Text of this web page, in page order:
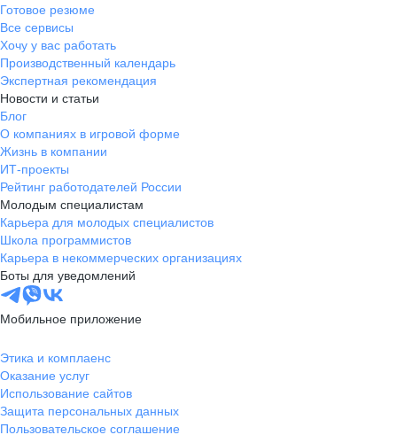
Готовое резюме
Все сервисы
Хочу у вас работать
Производственный календарь
Экспертная рекомендация
Новости и статьи
Блог
О компаниях в игровой форме
Жизнь в компании
ИТ-проекты
Рейтинг работодателей России
Молодым специалистам
Карьера для молодых специалистов
Школа программистов
Карьера в некоммерческих организациях
Боты для уведомлений
Мобильное приложение
Этика и комплаенс
Оказание услуг
Использование сайтов
Защита персональных данных
Пользовательское соглашение